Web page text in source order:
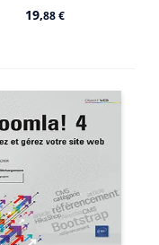
19,88 €